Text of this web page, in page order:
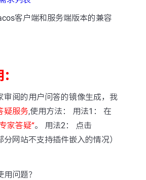
客户端和服务端版本的兼容
审阅的用户问答的镜像生成，我
疑服务,使用方法： 用法1： 在
家答疑“。 用法2： 点击
分网站不支持插件嵌入的情况）
问题？